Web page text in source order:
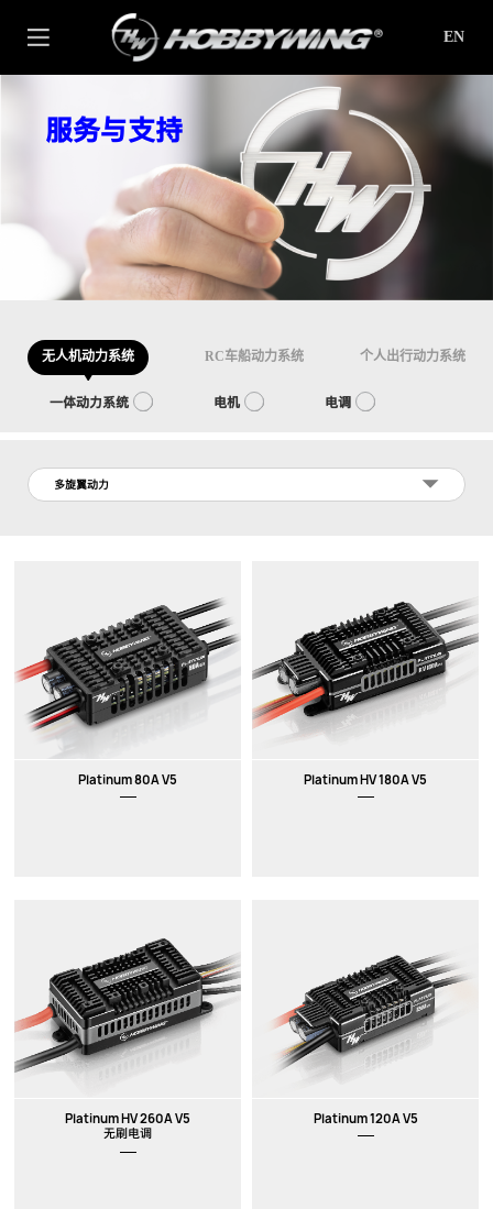
EN
服务与支持
无人机动力系统 RC车船动力系统 个人出行动力系统
一体动力系统 电机 电调
多旋翼动力
Platinum 80A V5 Platinum HV 180A V5
Platinum HV 260A V5
无刷电调
Platinum 120A V5